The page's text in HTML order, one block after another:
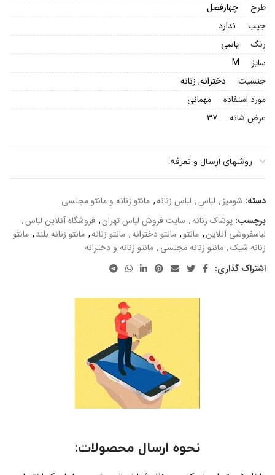
طرح
چهارفصل
جیب
ندارد
رنگ
یاسی
سایز
M
جنسیت
دخترانه, زنانه
مورد استفاده
مهمانی
عرض شانه
۳۷
روشهای ارسال و تعرفه:
دسته: شومیز , لباس, لباس زنانه, مانتو زنانه و مانتو مجلسی
برچسب: پوشاک زنانه, سایت فروش لباس تهران, فروشگاه آنلاین لباس,
لباسفروشی آنلاین, مانتو, مانتو دخترانه, مانتو زنانه, مانتو زنانه بلند, مانتو
زنانه شیک, مانتو زنانه مجلسی, مانتو زنانه و دخترانه
اشتراک گذاری:
نحوه ارسال محصولات: